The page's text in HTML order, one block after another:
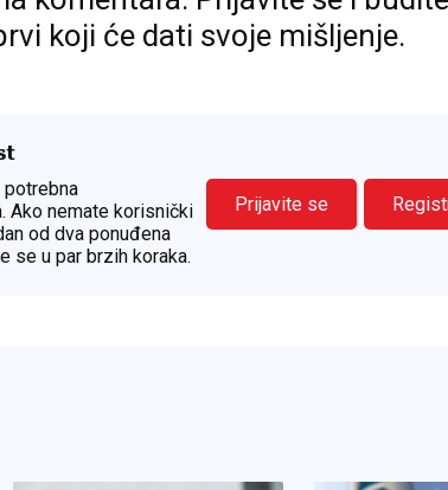
koji će dati svoje mišljenje.
potrebna
Ako nemate korisnički
od dva ponuđena
se u par brzih koraka.
Prijavite se